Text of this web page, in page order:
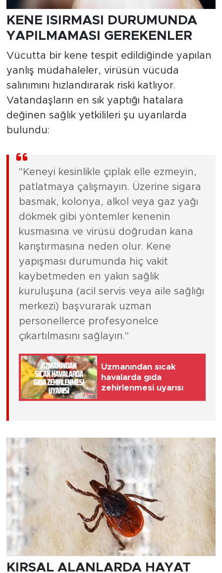
KENE ISIRMASI DURUMUNDA
YAPILMAMASI GEREKENLER
Vücutta bir kene tespit edildiğinde yapılan
yanlış müdahaleler, virüsün vücuda
salınımını hızlandırarak riski katlıyor.
Vatandaşların en sık yaptığı hatalara
değinen sağlık yetkilileri şu uyarılarda
bulundu:
"Keneyi kesinlikle çıplak elle ezmeyin,
patlatmaya çalışmayın. Üzerine sigara
basmak, kolonya, alkol veya gaz yağı
dökmek gibi yöntemler kenenin
kusmasına ve virüsü doğrudan kana
karıştırmasına neden olur. Kene
yapışması durumunda hiç vakit
kaybetmeden en yakın sağlık
kuruluşuna (acil servis veya aile sağlığı
merkezi) başvurarak uzman
personellerce profesyonelce
çıkartılmasını sağlayın."
Uzmanından sıcak
havalarda gıda
zehirlenmesi uyarısı
KIRSAL ALANLARDA HAYAT